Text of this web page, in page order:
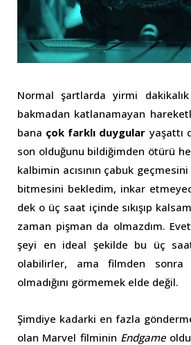
Normal şartlarda yirmi
bakmadan katlanamayan
bana çok farklı duygular yaşattı
son olduğunu bildiğimden ötürü
kalbimin acısının çabuk
bitmesini bekledim, inkar
dek o üç saat içinde sıkışıp
zaman pişman da olmazdım.
şeyi en ideal şekilde bu üç
olabilirler, ama filmden
olmadığını görmemek elde değil.
Şimdiye kadarki en fazla
olan Marvel filminin Endgame